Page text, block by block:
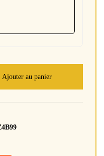
Ajouter au panier